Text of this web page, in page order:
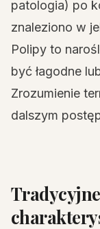
patologia) po
znaleziono w
Polipy to
być łagodne
Zrozumienie
dalszym